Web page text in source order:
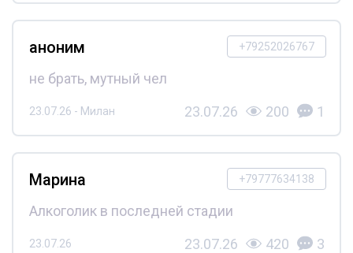
+79252026767
аноним
не брать, мутный чел
23.07.26 - Милан 23.07.26 200 1
+79777634138
Марина
Алкоголик в последней стадии
23.07.26 23.07.26 420 3